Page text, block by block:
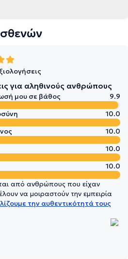
για αληθινούς ανθρώπους
μου σε βάθος
9.9
10.0
10.0
10.0
10.0
από ανθρώπους που είχαν
να μοιραστούν την εμπειρία
την αυθεντικότητά τους